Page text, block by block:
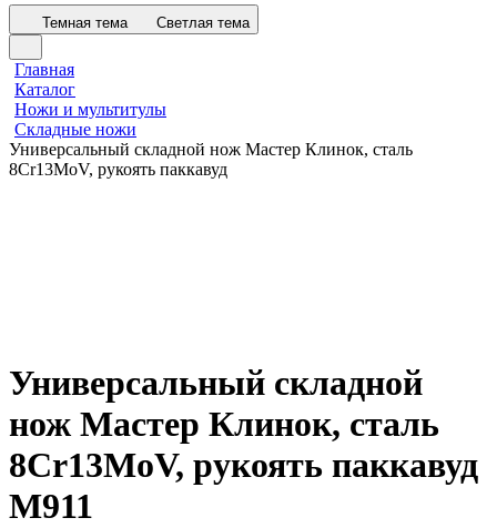
Темная тема Светлая тема
Главная
Каталог
Ножи и мультитулы
Складные ножи
Универсальный складной нож Мастер Клинок, сталь
8Cr13MoV, рукоять паккавуд
Универсальный складной
нож Мастер Клинок, сталь
8Cr13MoV, рукоять паккавуд
M911